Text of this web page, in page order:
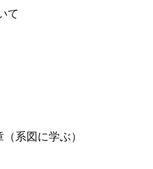
て
系図に学ぶ）